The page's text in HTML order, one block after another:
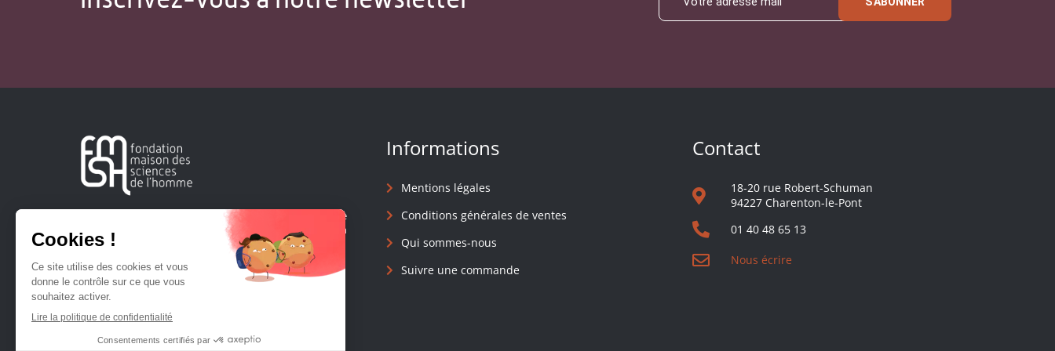
Créée en 1963, la Fondation Maison Sciences de l'Homme
soutient la recherche et la diffusion des connaissances en
sciences humaines et sociales.
Informations
Mentions légales
Conditions générales de ventes
Qui sommes-nous
Suivre une commande
Contact
18-20 rue Robert-Schuman
94227 Charenton-le-Pont
01 40 48 65 13
Nous écrire